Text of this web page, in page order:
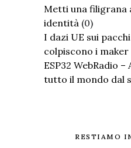
Metti una filigrana
identità (0)
I dazi UE sui
colpiscono i maker
ESP32 WebRadio
tutto il mondo dal
RESTIAMO